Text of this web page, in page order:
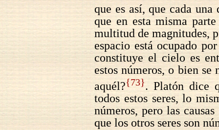
que es así, que cada una
que en esta misma
multitud de magnitudes,
espacio está ocupado
constituye el cielo es
estos números, o bien se
aquél?{73}. Platón dice
todos estos seres, lo
números, pero las
que los otros seres son